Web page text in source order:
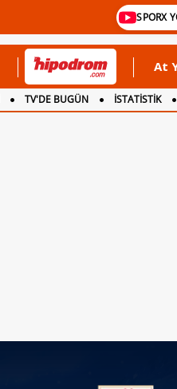
SPORX
At
TV'DE BUGÜN İSTATİSTİK